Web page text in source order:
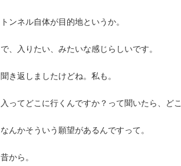
トンネル自体が目的地というか。
で、入りたい、みたいな感じらしいです。
聞き返しましたけどね。私も。
入ってどこに行くんですか？って聞いたら、ど
なんかそういう願望があるんですって。
昔から。